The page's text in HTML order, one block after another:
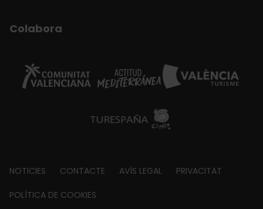
Colabora
Footer
about
NOTICIES CONTACTE AVÍS LEGAL PRIVACITAT
POLÍTICA DE COOKIES